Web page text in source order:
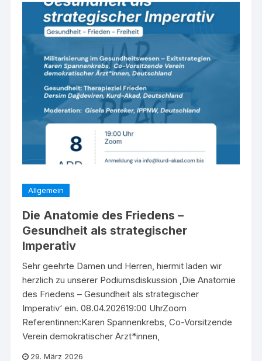
Allgemein
Die Anatomie des Friedens –
Gesundheit als strategischer
Imperativ
Sehr geehrte Damen und Herren, hiermit laden wir
herzlich zu unserer Podiumsdiskussion ‚Die Anatomie
des Friedens – Gesundheit als strategischer
Imperativ‘ ein. 08.04.202619:00 UhrZoom
Referentinnen:Karen Spannenkrebs, Co-Vorsitzende
Verein demokratischer Ärzt*innen,
29. März 2026